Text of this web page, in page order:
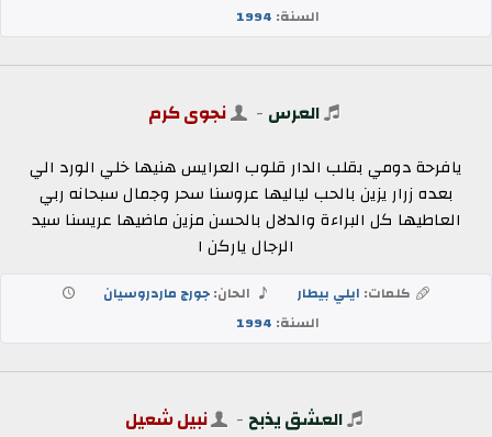
السنة: 1994
العرس - نجوى كرم
يافرحة دومي بقلب الدار قلوب العرايس هنيها خلي الورد الي
بعده زرار يزين بالحب لياليها عروسنا سحر وجمال سبحانه ربي
العاطيها كل البراءة والدلال بالحسن مزين ماضيها عريسنا سيد
الرجال ياركن ا
كلمات: ايلي بيطار الحان:جورج ماردروسيان
السنة: 1994
العشق يذبح - نبيل شعيل